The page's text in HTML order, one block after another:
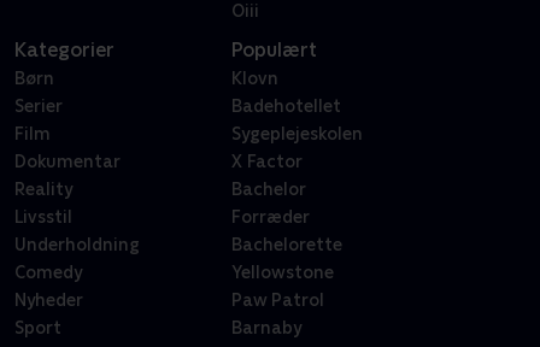
Oiii
Kategorier
Børn
Serier
Film
Dokumentar
Reality
Livsstil
Underholdning
Comedy
Nyheder
Sport
Populært
Klovn
Badehotellet
Sygeplejeskolen
X Factor
Bachelor
Forræder
Bachelorette
Yellowstone
Paw Patrol
Barnaby